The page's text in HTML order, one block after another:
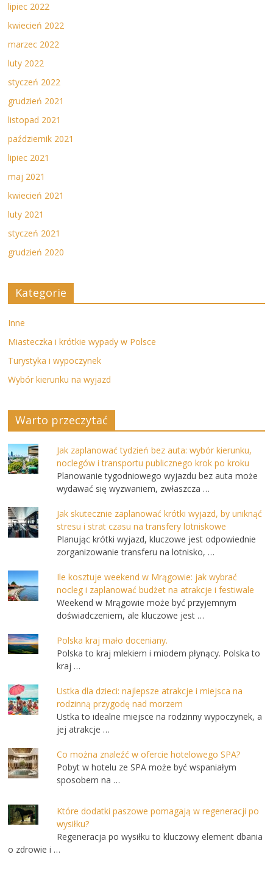
lipiec 2022
kwiecień 2022
marzec 2022
luty 2022
styczeń 2022
grudzień 2021
listopad 2021
październik 2021
lipiec 2021
maj 2021
kwiecień 2021
luty 2021
styczeń 2021
grudzień 2020
Kategorie
Inne
Miasteczka i krótkie wypady w Polsce
Turystyka i wypoczynek
Wybór kierunku na wyjazd
Warto przeczytać
Jak zaplanować tydzień bez auta: wybór kierunku,
noclegów i transportu publicznego krok po kroku
Planowanie tygodniowego wyjazdu bez auta może
wydawać się wyzwaniem, zwłaszcza …
Jak skutecznie zaplanować krótki wyjazd, by uniknąć
stresu i strat czasu na transfery lotniskowe
Planując krótki wyjazd, kluczowe jest odpowiednie
zorganizowanie transferu na lotnisko, …
Ile kosztuje weekend w Mrągowie: jak wybrać
nocleg i zaplanować budżet na atrakcje i festiwale
Weekend w Mrągowie może być przyjemnym
doświadczeniem, ale kluczowe jest …
Polska kraj mało doceniany.
Polska to kraj mlekiem i miodem płynący. Polska to
kraj …
Ustka dla dzieci: najlepsze atrakcje i miejsca na
rodzinną przygodę nad morzem
Ustka to idealne miejsce na rodzinny wypoczynek, a
jej atrakcje …
Co można znaleźć w ofercie hotelowego SPA?
Pobyt w hotelu ze SPA może być wspaniałym
sposobem na …
Które dodatki paszowe pomagają w regeneracji po
wysiłku?
Regeneracja po wysiłku to kluczowy element dbania
o zdrowie i …